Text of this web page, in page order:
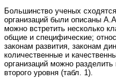
Большинство ученых
организаций были описаны
можно встретить несколько
общие и специфические;
законам развития, законам
количественные и
организаций можно
второго уровня (табл. 1).